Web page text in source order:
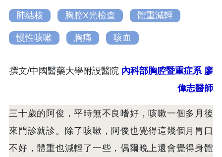
肺結核 胸腔X光檢查 體重減輕
慢性咳嗽 胸痛 咳血
撰文/中國醫藥大學附設醫院 內科部胸腔暨重症系 廖
偉志醫師
三十歲的阿俊，平時無不良嗜好，咳嗽一個多月後
來門診就診。除了咳嗽，阿俊也覺得這幾個月胃口
不好，體重也減輕了一些，偶爾晚上還會覺得身體